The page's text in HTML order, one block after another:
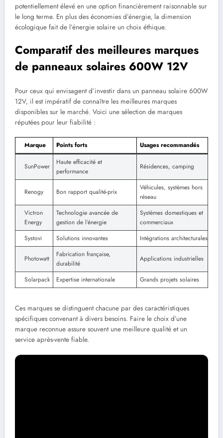
potentiellement élevé en une option financièrement raisonnable sur
le long terme. En plus des économies d’énergie, la dimension
écologique fait de l’énergie solaire un choix éthique.
Comparatif des meilleures marques
de panneaux solaires 600W 12V
Pour ceux qui envisagent d’investir dans un panneau solaire 600W
12V, il est impératif de connaître les meilleures marques
disponibles sur le marché. Voici une sélection de marques
réputées pour leur fiabilité :
Marque Points forts Usages recommandés
SunPower
Haute efficacité et
performance
Résidences, camping
Renogy Bon rapport qualité-prix
Véhicules, systèmes hors
réseau
Victron
Energy
Technologie avancée de
gestion de l’énergie
Systèmes domestiques et
commerciaux
Systovi
Solutions innovantes Intégrations architecturales
Photowatt
Fabrication française,
durabilité
Applications industrielles
Solarpack Expertise internationale Grands projets solaires
Ces marques se distinguent chacune par des caractéristiques
spécifiques convenant à divers besoins. Faire le choix d’une
marque reconnue assure souvent une meilleure qualité et un
service après-vente fiable.